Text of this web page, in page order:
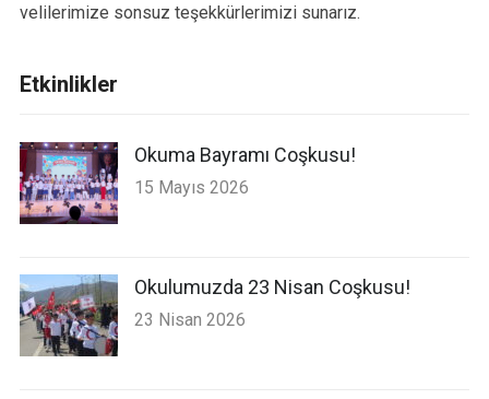
velilerimize sonsuz teşekkürlerimizi sunarız.
Etkinlikler
Okuma Bayramı Coşkusu!
15 Mayıs 2026
Okulumuzda 23 Nisan Coşkusu!
23 Nisan 2026